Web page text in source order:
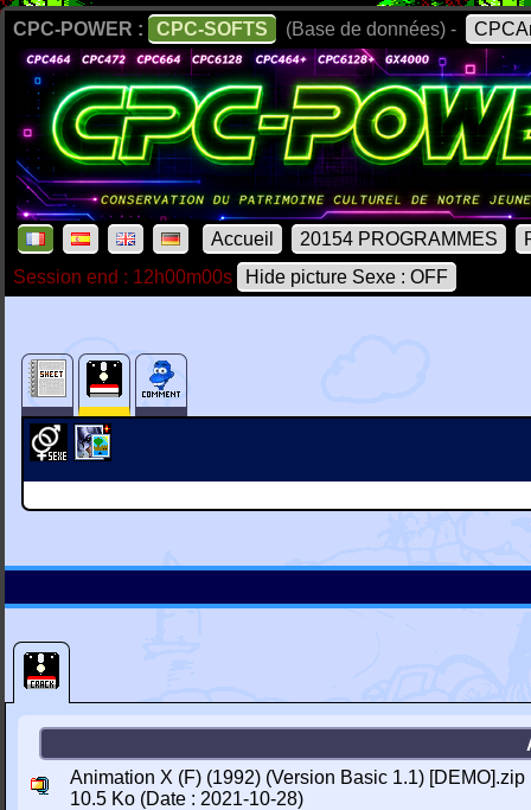
CPC-POWER : CPC-SOFTS (Base de données) -
Accueil 20154 PROGRAMMES
Session end : 12h00m00s
Hide picture Sexe : OFF
Animation X (F) (1992) (Version Basic 1.1) [DEMO].zip
10.5 Ko (Date : 2021-10-28)